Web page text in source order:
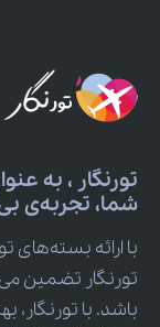
تورنگار ، به
شما، تجربه‌ی
با ارائه
تورنگار تضمین
باشد. با تورنگار،